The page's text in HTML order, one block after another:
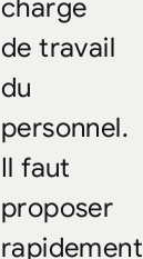
charge
de travail
du
personnel.
Il faut
proposer
rapidement